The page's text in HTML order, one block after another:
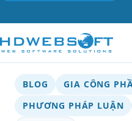
BLOG
GIA CÔNG
PHƯƠNG PHÁP LUẬN